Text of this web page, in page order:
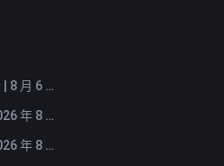
FameEX 加密貨幣行情分析 | 8 月 6 日, 2026
FameEX 今日新聞速覽｜2026 年 8 月 6 日
FameEX 今日新聞速覽｜2026 年 8 月 5 日